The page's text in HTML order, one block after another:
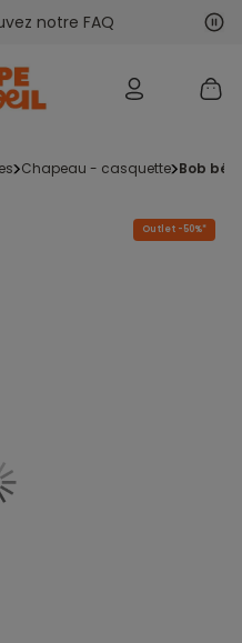
notre FAQ
chapeau - casquette bob
Outlet -50%*